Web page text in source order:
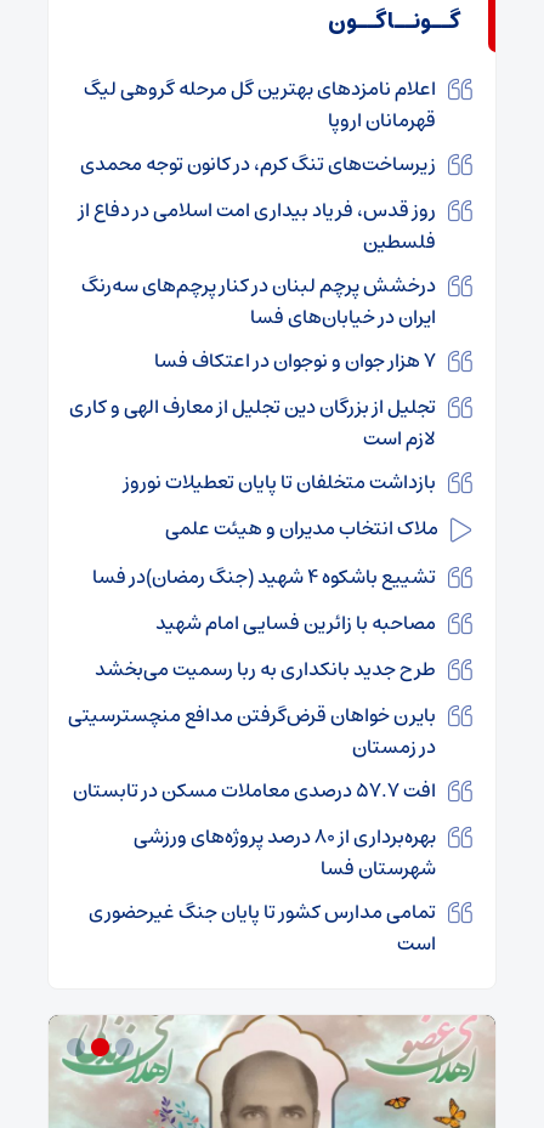
گــونــاگــون
اعلام نامزدهای بهترین گل مرحله گروهی لیگ
قهرمانان اروپا
زیرساخت‌های تنگ کرم، در کانون توجه محمدی
روز قدس، فریاد بیداری امت اسلامی در دفاع از
فلسطین
درخشش پرچم لبنان در کنار پرچم‌های سه‌رنگ
ایران در خیابان‌های فسا
۷ هزار جوان و نوجوان در اعتکاف فسا
تجلیل از بزرگان دین تجلیل از معارف الهی و کاری
لازم است
بازداشت متخلفان تا پایان تعطیلات نوروز
ملاک انتخاب مدیران و هیئت علمی
تشییع باشکوه ۴ شهید (جنگ رمضان)در فسا
مصاحبه با زائرین فسایی امام شهید
طرح جدید بانکداری به ربا رسمیت می‌بخشد
بایرن خواهان قرض‌گرفتن مدافع منچسترسیتی
در زمستان
افت 57.7 درصدی معاملات مسکن در تابستان
بهره‌برداری از ۸۰ درصد پروژه‌های ورزشی
شهرستان فسا
تمامی مدارس کشور تا پایان جنگ غیرحضوری
است